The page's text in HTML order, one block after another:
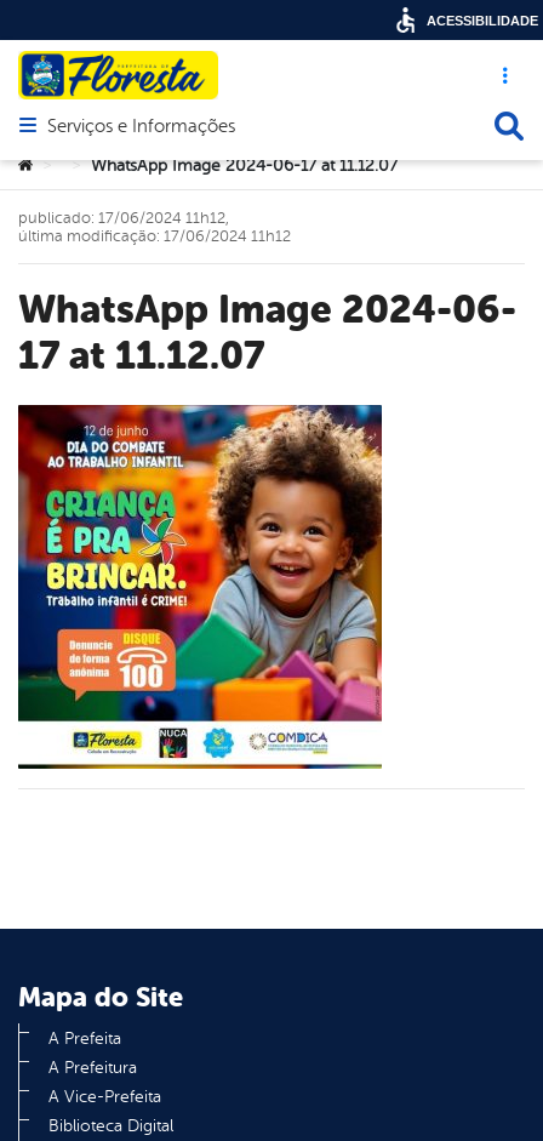
Acesso
Abrir menu principal de navegação
Serviços e Informações
Você está aqui:
> > WhatsApp Image 2024-06-17 at 11.12.07
WhatsApp Image 2024-06-
17 at 11.12.07
publicado: 17/06/2024 11h12,
última modificação: 17/06/2024 11h12
Mapa do Site
A Prefeita
A Prefeitura
A Vice-Prefeita
Biblioteca Digital
ACESSIBILIDADE